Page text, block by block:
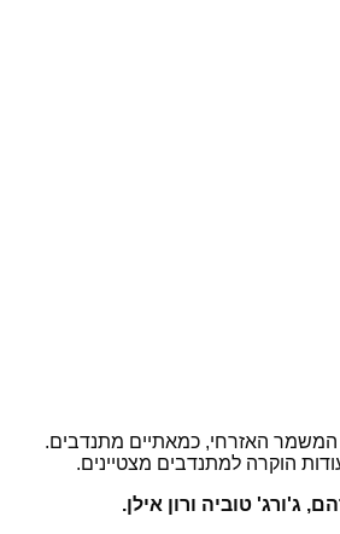
המשמר האזרחי, כמאתיים מתנדבים.
הוקרה למתנדבים מצטיינים.
ג'ורג' טוביה ורון אילן.